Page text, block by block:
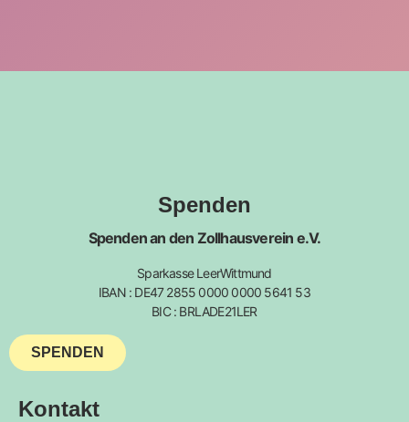
Spenden
Spenden an den Zollhausverein e.V.
Sparkasse LeerWittmund
IBAN : DE47 2855 0000 0000 5641 53
BIC : BRLADE21LER
SPENDEN
Kontakt